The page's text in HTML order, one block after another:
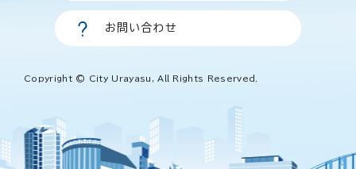
お問い合わせ
Copyright © City Urayasu, All Rights Reserved.